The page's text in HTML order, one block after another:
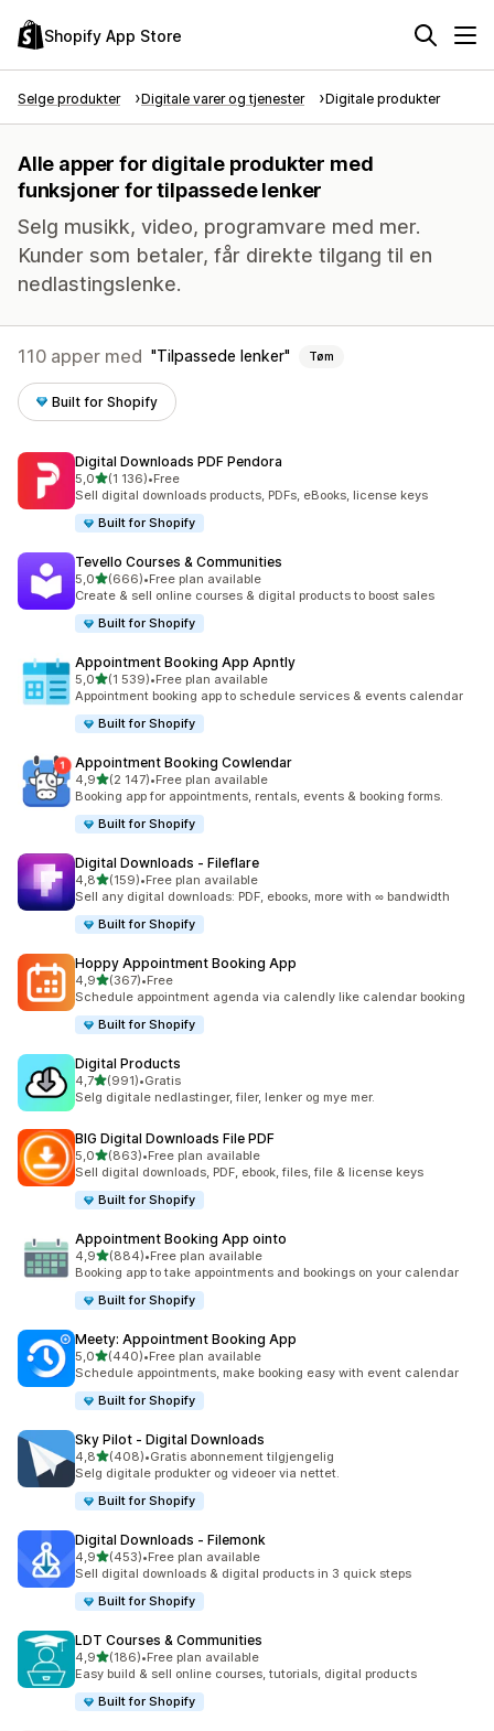
Shopify App Store
Selge produkter Digitale varer og tjenester Digitale produkter
Alle apper for digitale produkter med
funksjoner for tilpassede lenker
Selg musikk, video, programvare med mer.
Kunder som betaler, får direkte tilgang til en
nedlastingslenke.
110 apper med Tilpassede lenker Tøm
Built for Shopify
Digital Downloads PDF Pendora
5,0av 5 stjerner
(1 136)
Totalt 1136 omtaler
•Free
Sell digital downloads products, PDFs, eBooks, license keys
Built for Shopify
Tevello Courses & Communities
5,0av 5 stjerner
(666)
Totalt 666 omtaler
•Free plan available
Create & sell online courses & digital products to boost sales
Built for Shopify
Appointment Booking App Apntly
5,0av 5 stjerner
(1 539)
Totalt 1539 omtaler
•Free plan available
Appointment booking app to schedule services & events calendar
Built for Shopify
Appointment Booking Cowlendar
4,9av 5 stjerner
(2 147)
Totalt 2147 omtaler
•Free plan available
Booking app for appointments, rentals, events & booking forms.
Built for Shopify
Digital Downloads ‑ Fileflare
4,8av 5 stjerner
(159)
Totalt 159 omtaler
•Free plan available
Sell any digital downloads: PDF, ebooks, more with ∞ bandwidth
Built for Shopify
Hoppy Appointment Booking App
4,9av 5 stjerner
(367)
Totalt 367 omtaler
•Free
Schedule appointment agenda via calendly like calendar booking
Built for Shopify
Digital Products
4,7av 5 stjerner
(991)
Totalt 991 omtaler
•Gratis
Selg digitale nedlastinger, filer, lenker og mye mer.
BIG Digital Downloads File PDF
5,0av 5 stjerner
(863)
Totalt 863 omtaler
•Free plan available
Sell digital downloads, PDF, ebook, files, file & license keys
Built for Shopify
Appointment Booking App ointo
4,9av 5 stjerner
(884)
Totalt 884 omtaler
•Free plan available
Booking app to take appointments and bookings on your calendar
Built for Shopify
Meety: Appointment Booking App
5,0av 5 stjerner
(440)
Totalt 440 omtaler
•Free plan available
Schedule appointments, make booking easy with event calendar
Built for Shopify
Sky Pilot ‑ Digital Downloads
4,8av 5 stjerner
(408)
Totalt 408 omtaler
•Gratis abonnement tilgjengelig
Selg digitale produkter og videoer via nettet.
Built for Shopify
Digital Downloads ‑ Filemonk
4,9av 5 stjerner
(453)
Totalt 453 omtaler
•Free plan available
Sell digital downloads & digital products in 3 quick steps
Built for Shopify
LDT Courses & Communities
4,9av 5 stjerner
(186)
Totalt 186 omtaler
•Free plan available
Easy build & sell online courses, tutorials, digital products
Built for Shopify